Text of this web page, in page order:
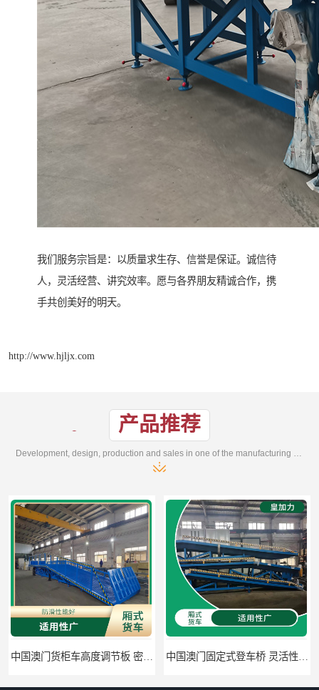
我们服务宗旨是：以质量求生存、信誉是保证。诚信待
人，灵活经营、讲究效率。愿与各界朋友精诚合作，携
手共创美好的明天。
http://www.hjljx.com
产品推荐